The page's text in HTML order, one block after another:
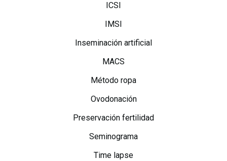
ICSI
IMSI
Inseminación artificial
MACS
Método ropa
Ovodonación
Preservación fertilidad
Seminograma
Time lapse